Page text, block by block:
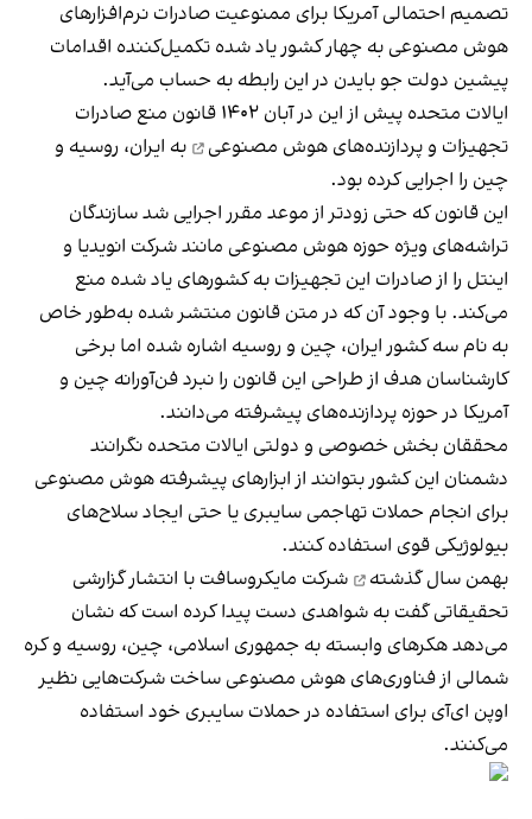
تصمیم احتمالی آمریکا برای ممنوعیت صادرات نرم‌افزارهای
هوش مصنوعی به چهار کشور یاد شده تکمیل‌کننده اقدامات
پیشین دولت جو بایدن در این رابطه به حساب می‌آید.
ایالات متحده پیش از این در آبان ۱۴۰۲
قانون منع صادرات
تجهیزات و پردازنده‌های هوش مصنوعی
به ایران، روسیه و
چین را اجرایی کرده بود.
این قانون که حتی زودتر از موعد مقرر اجرایی شد سازندگان
تراشه‌های ویژه حوزه هوش مصنوعی مانند شرکت انویدیا و
اینتل را از صادرات این تجهیزات به کشورهای یاد شده منع
می‌کند. با وجود آن که در متن قانون منتشر شده به‌طور خاص
به نام سه کشور ایران، چین و روسیه اشاره شده اما برخی
کارشناسان هدف از طراحی این قانون را نبرد فن‌آورانه چین و
آمریکا در حوزه پردازنده‌های پیشرفته می‌دانند.
محققان بخش خصوصی و دولتی ایالات متحده نگرانند
دشمنان این کشور بتوانند از ابزارهای پیشرفته هوش مصنوعی
برای انجام حملات تهاجمی سایبری یا حتی ایجاد سلاح‌های
بیولوژیکی قوی استفاده کنند.
بهمن سال گذشته
شرکت مایکروسافت با انتشار گزارشی
تحقیقاتی گفت به شواهدی دست پیدا کرده است که نشان
می‌دهد هکرهای وابسته به جمهوری اسلامی، چین، روسیه و کره
شمالی از فناوری‌های هوش مصنوعی ساخت شرکت‌هایی نظیر
اوپن ای‌آی برای استفاده در حملات سایبری خود استفاده
می‌کنند.